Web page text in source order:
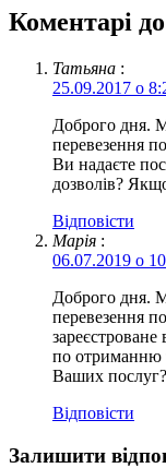
Коментарі до
Татьяна :
25.09.2017 о
Доброго дня.
перевезення
Ви надаєте
дозволів?
Відповіcти
Марія :
06.07.2019 о
Доброго дня.
перевезення
по отриманню
Ваших послуг?
Відповіcти
Залишити